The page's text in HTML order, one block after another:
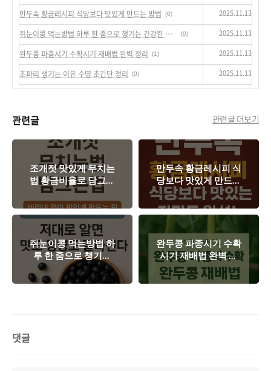
만두속 황금레시피 식당보다 맛있게 만드는 방법 (0) 2025.11.13
쥐눈이콩 먹는방법 하루 한 줌으로 챙기는 건강한 식단 루틴 (0) 2025.11.13
완두콩 파종시기 수확시기 재배법 완벽 정리 (1) 2025.11.13
초파리 생기는 이유 수명 초간단 정리 (0) 2025.11.13
관련글 관련글 더보기
조개젓 맛있게 무치는
법 황금비율로 담그는
법
만두속 황금레시피 식
당보다 맛있게 만드는
방법
쥐눈이콩 먹는방법 하
루 한 줌으로 챙기는
건강한 식단 루틴
완두콩 파종시기 수확
시기 재배법 완벽 정
리
댓글